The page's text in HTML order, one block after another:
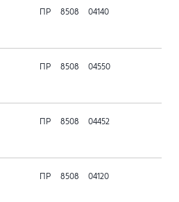
ПР 8508 04140
ПР 8508 04550
ПР 8508 04452
ПР 8508 04120